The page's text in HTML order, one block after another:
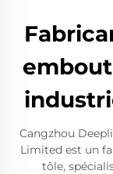
Cangzhou
Limited est un
tôle,